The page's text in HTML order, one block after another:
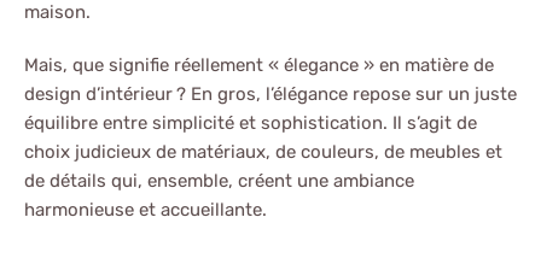
maison.
Mais, que signifie réellement « élegance » en matière de
design d’intérieur ? En gros, l’élégance repose sur un juste
équilibre entre simplicité et sophistication. Il s’agit de
choix judicieux de matériaux, de couleurs, de meubles et
de détails qui, ensemble, créent une ambiance
harmonieuse et accueillante.